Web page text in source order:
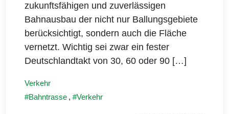
zukunftsfähigen und zuverlässigen
Bahnausbau der nicht nur Ballungsgebiete
berücksichtigt, sondern auch die Fläche
vernetzt. Wichtig sei zwar ein fester
Deutschlandtakt von 30, 60 oder 90 […]
Verkehr
Bahntrasse , Verkehr